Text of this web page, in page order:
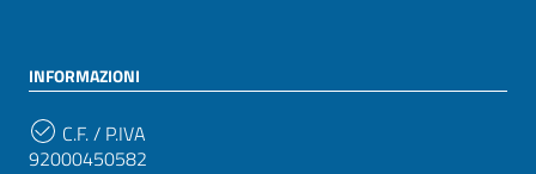
INFORMAZIONI
C.F. / P.IVA
92000450582